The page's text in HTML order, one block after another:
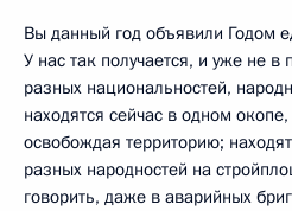
Вы данный год объявили Годом
У нас так получается, и уже не
разных национальностей,
находятся сейчас в одном
освобождая территорию;
разных народностей на
говорить, даже в аварийных